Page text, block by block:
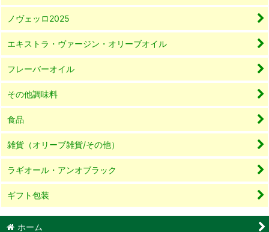
ノヴェッロ2025
エキストラ・ヴァージン・オリーブオイル
フレーバーオイル
その他調味料
食品
雑貨（オリーブ雑貨/その他）
ラギオール・アンオブラック
ギフト包装
ホーム